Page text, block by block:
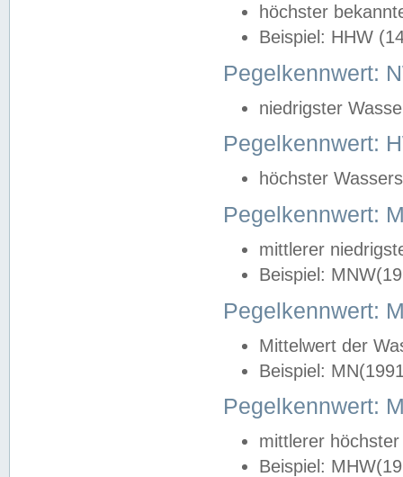
höchster
Beispiel: HHW
Pegelkennwert:
niedrigster
Pegelkennwert:
höchster
Pegelkennwert:
mittlerer
Beispiel:
Pegelkennwert:
Mittelwert der
Beispiel:
Pegelkennwert:
mittlerer
Beispiel: